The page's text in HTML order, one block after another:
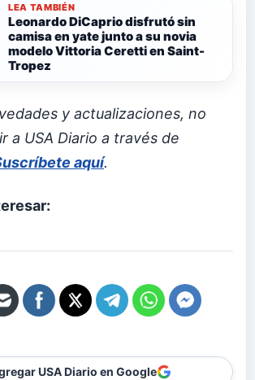
LEA TAMBIÉN
Leonardo DiCaprio disfrutó sin
camisa en yate junto a su novia
modelo Vittoria Ceretti en Saint-
Tropez
y actualizaciones, no
a USA Diario a través de
aquí.
USA Diario en Google